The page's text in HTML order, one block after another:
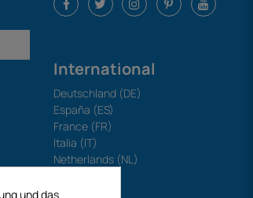
International
Deutschland (DE)
España (ES)
France (FR)
Italia (IT)
Netherlands (NL)
Portugal (PT)
und das